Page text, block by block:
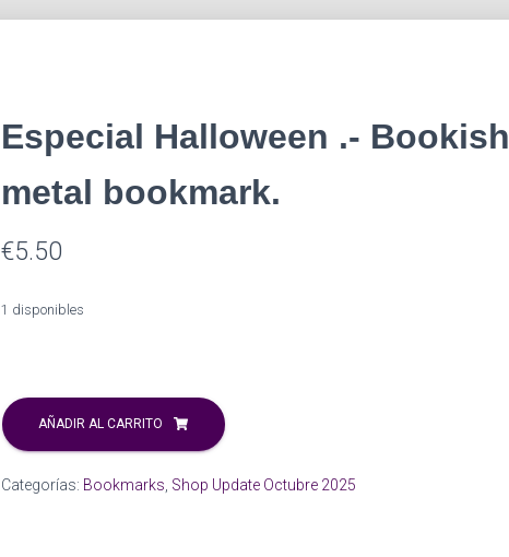
Especial Halloween .- Bookish
metal bookmark.
€5.50
1 disponibles
Especial
Halloween
.-
metal
AÑADIR AL CARRITO
Categorías: Bookmarks Shop Update Octubre 2025